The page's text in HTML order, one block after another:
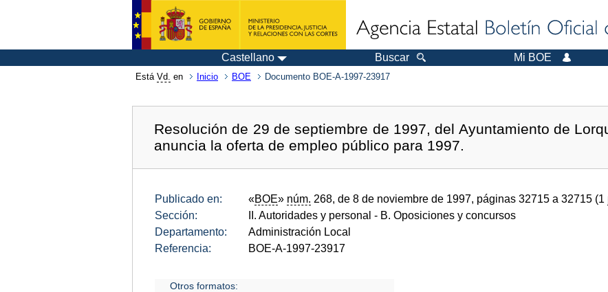
Castellano Buscar Mi BOE
Está Vd. en Inicio BOE Documento BOE-A-1997-23917
Resolución de 29 de septiembre de 1997, del Ayuntamiento de
anuncia la oferta de empleo público para 1997.
Publicado en: «BOE» núm. 268, de 8 de noviembre de 1997, páginas 32715 a 32715 (1
Sección:
II. Autoridades y personal - B. Oposiciones y concursos
Departamento:
Administración Local
Referencia:
BOE-A-1997-23917
Otros formatos: